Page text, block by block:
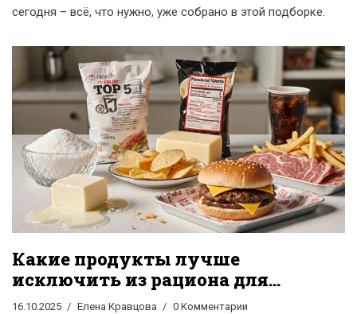
сегодня – всё, что нужно, уже собрано в этой подборке.
Какие продукты лучше
исключить из рациона для
здоровья
16.10.2025 Елена Кравцова 0 Комментарии